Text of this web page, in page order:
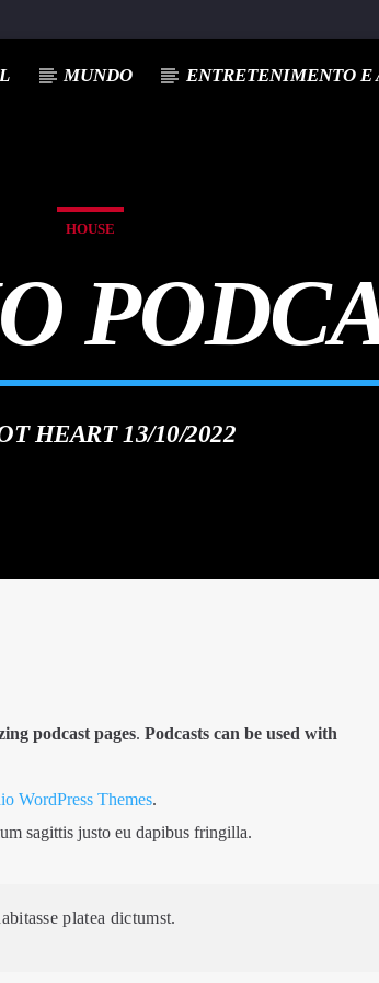
MUNDO ENTRETENIMENTO E
HOUSE
HEART 13/10/2022
podcast pages. Podcasts can be used with
WordPress Themes.
sagittis justo eu dapibus fringilla.
platea dictumst.